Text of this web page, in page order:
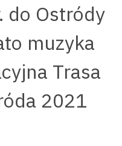
do Ostródy
muzyka
Trasa
2021